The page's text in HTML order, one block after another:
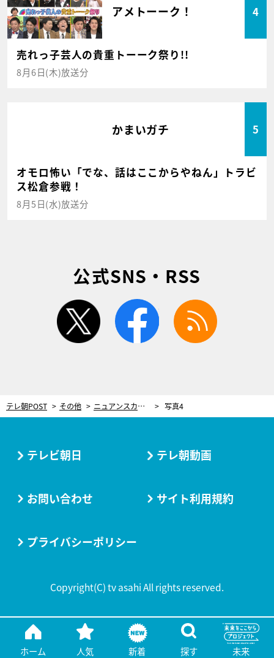
アメトーーク！ 4
売れっ子芸人の貴重トーーク祭り!!
8月6日(木)放送分
かまいガチ 5
オモロ怖い「でな、話はここからやねん」トラビ
ス松倉参戦！
8月5日(水)放送分
公式SNS・RSS
twitter facebook
テレ朝POST その他 ニュアンスカールで髪のボリューム感アップ！イマっぽさ抜群の巻き髪アレンジ 写真4
ホーム 人気 新着 探す 未来
テレビ朝日 テレ朝動画
お問い合わせ サイト利用規約
プライバシーポリシー
Copyright(C) tv asahi All rights reserved.